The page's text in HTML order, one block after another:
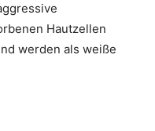
Hautzellen
werden als weiße